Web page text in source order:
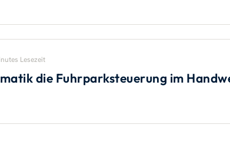
Lesezeit
die Fuhrparksteuerung im